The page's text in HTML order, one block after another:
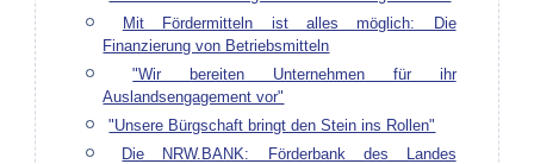
Mit Fördermitteln ist alles möglich: Die
Finanzierung von Betriebsmitteln
"Wir bereiten Unternehmen für ihr
Auslandsengagement vor"
"Unsere Bürgschaft bringt den Stein ins Rollen"
Die NRW.BANK: Förderbank des Landes